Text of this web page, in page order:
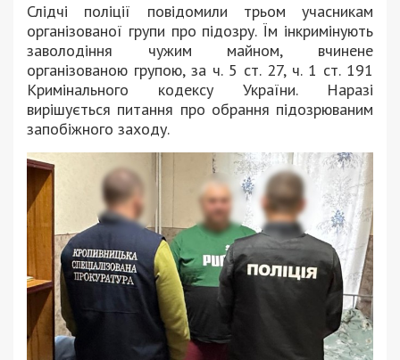
Слідчі поліції повідомили трьом учасникам
організованої групи про підозру. Їм інкримінують
заволодіння чужим майном, вчинене
організованою групою, за ч. 5 ст. 27, ч. 1 ст. 191
Кримінального кодексу України. Наразі
вирішується питання про обрання підозрюваним
запобіжного заходу.